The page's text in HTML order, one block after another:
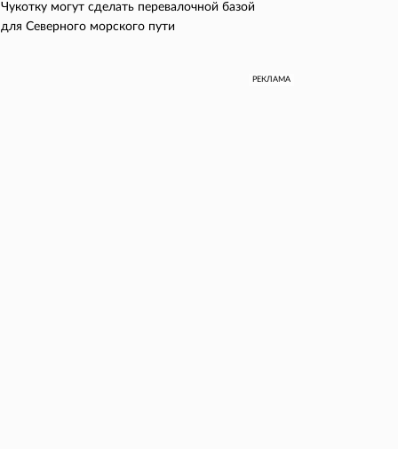
Чукотку могут сделать перевалочной базой
для Северного морского пути
РЕКЛАМА